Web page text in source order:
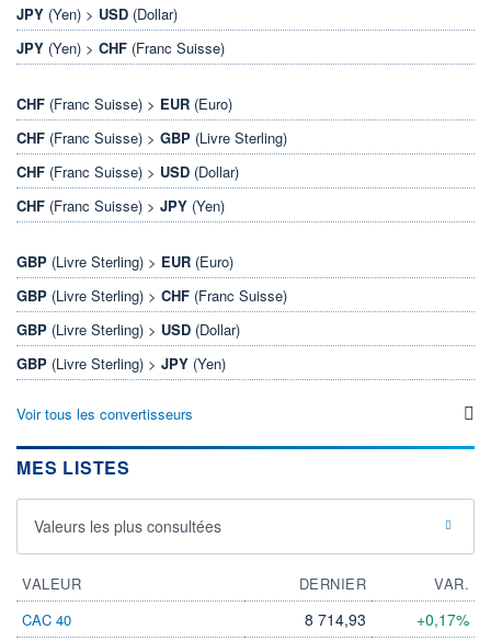
JPY (Yen) > USD (Dollar)
JPY (Yen) > CHF (Franc Suisse)
CHF (Franc Suisse) > EUR (Euro)
CHF (Franc Suisse) > GBP (Livre Sterling)
CHF (Franc Suisse) > USD (Dollar)
CHF (Franc Suisse) > JPY (Yen)
GBP (Livre Sterling) > EUR (Euro)
GBP (Livre Sterling) > CHF (Franc Suisse)
GBP (Livre Sterling) > USD (Dollar)
GBP (Livre Sterling) > JPY (Yen)
Voir tous les convertisseurs
MES LISTES
Valeurs les plus consultées
VALEUR DERNIER
VAR.
CAC 40
8 714,93 +0,17%